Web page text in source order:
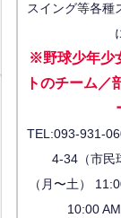
スイング等各種
※野球少年少
トのチーム／
TEL:093-931-
4-34（市民
（月〜土）
10:00